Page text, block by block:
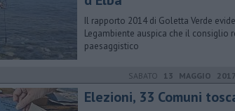
Il rapporto 2014 di Goletta Verde
Legambiente auspica che il consiglio
paesaggistico
SABATO 13 MAGGIO 2017
Elezioni, 33 Comuni